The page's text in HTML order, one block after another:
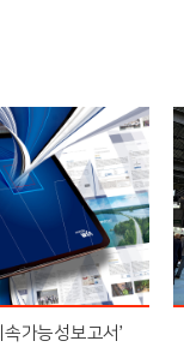
가능성보고서’